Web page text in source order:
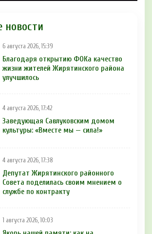
новости
6 августа 2026, 15:39
Благодаря открытию ФОКа качество
жизни жителей Жирятинского района
улучшилось
4 августа 2026, 17:42
Заведующая Савлуковским домом
культуры: «Вместе мы — сила!»
4 августа 2026, 17:38
Депутат Жирятинского районного
Совета поделилась своим мнением о
службе по контракту
1 августа 2026, 10:03